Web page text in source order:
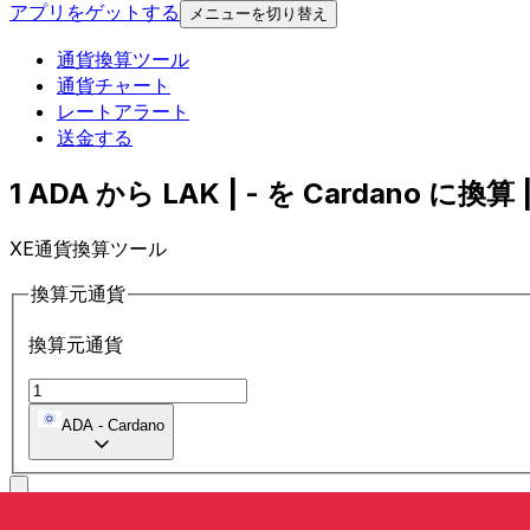
アプリをゲットする メニューを切り替え
通貨換算ツール
通貨チャート
レートアラート
送金する
1 ADA から LAK | - を Cardano に換算
XE通貨換算ツール
換算元通貨
換算元通貨
ADA - Cardano